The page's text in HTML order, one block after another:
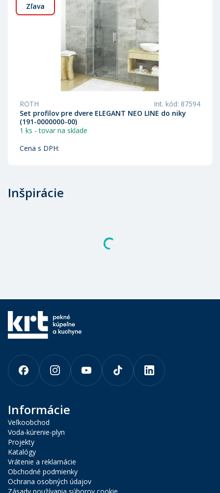
Zľava
ROTH Int. kód: 87594
Set profilov pre dvere ELEGANT NEO LINE do niky
(191-0000000-00)
1 ks - tovar na sklade
Cena s DPH:
Inšpirácie
Informácie
Veľkoobchod
Voda-kúrenie-plyn
Projekty
Katalógy
Vrátenie a reklamácie
Obchodné podmienky
Ochrana osobných údajov